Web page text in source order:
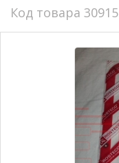
Код товара 30915